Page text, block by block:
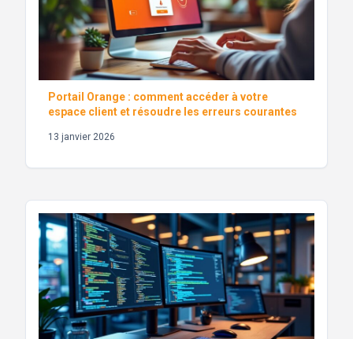
Portail Orange : comment accéder à votre
espace client et résoudre les erreurs courantes
13 janvier 2026